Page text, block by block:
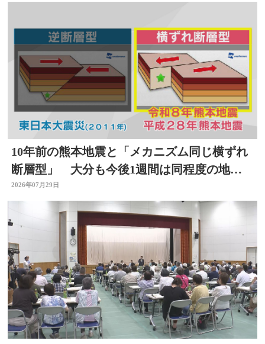
10年前の熊本地震と「メカニズム同じ横ずれ
断層型」 大分も今後1週間は同程度の地震
に注意
2026年07月29日